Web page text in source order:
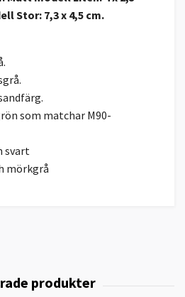
Stor: 7,3 x 4,5 cm.
som matchar M90-
svart
mörkgrå